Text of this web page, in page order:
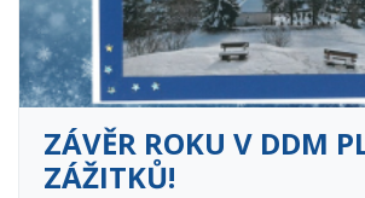
ZÁVĚR ROKU V DDM
ZÁŽITKŮ!